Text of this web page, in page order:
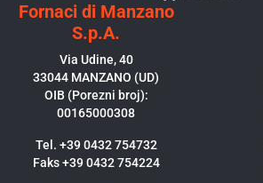
Fornaci di Manzano
S.p.A.
Via Udine, 40
33044 MANZANO (UD)
OIB (Porezni broj):
00165000308
Tel. +39 0432 754732
Faks +39 0432 754224